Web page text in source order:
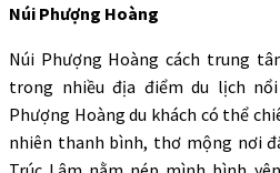
Núi Phượng Hoàng
Núi Phượng Hoàng cách trung
trong nhiều địa điểm du lịch
Phượng Hoàng du khách có thể
nhiên thanh bình, thơ mộng nơi